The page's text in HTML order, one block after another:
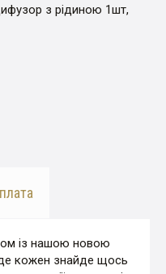
з рідиною 1шт,
із нашою новою
кожен знайде щось